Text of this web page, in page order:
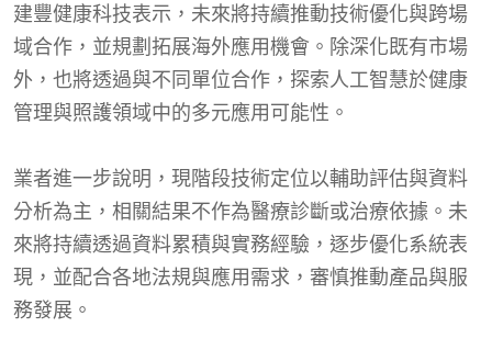
建豐健康科技表示，未來將持續推動技術優化與跨場
域合作，並規劃拓展海外應用機會。除深化既有市場
外，也將透過與不同單位合作，探索人工智慧於健康
管理與照護領域中的多元應用可能性。
業者進一步說明，現階段技術定位以輔助評估與資料
分析為主，相關結果不作為醫療診斷或治療依據。未
來將持續透過資料累積與實務經驗，逐步優化系統表
現，並配合各地法規與應用需求，審慎推動產品與服
務發展。